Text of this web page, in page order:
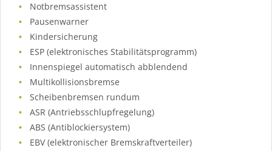
Notbremsassistent
Pausenwarner
Kindersicherung
ESP (elektronisches Stabilitätsprogramm)
Innenspiegel automatisch abblendend
Multikollisionsbremse
Scheibenbremsen rundum
ASR (Antriebsschlupfregelung)
ABS (Antiblockiersystem)
EBV (elektronischer Bremskraftverteiler)